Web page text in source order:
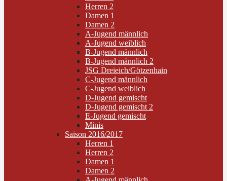
Herren 2
Damen 1
Damen 2
A-Jugend männlich
A-Jugend weiblich
B-Jugend männlich
B-Jugend männlich 2
JSG Dreieich/Götzenhain
C-Jugend männlich
C-Jugend weiblich
D-Jugend gemischt
D-Jugend gemischt 2
E-Jugend gemischt
Minis
Saison 2016/2017
Herren 1
Herren 2
Damen 1
Damen 2